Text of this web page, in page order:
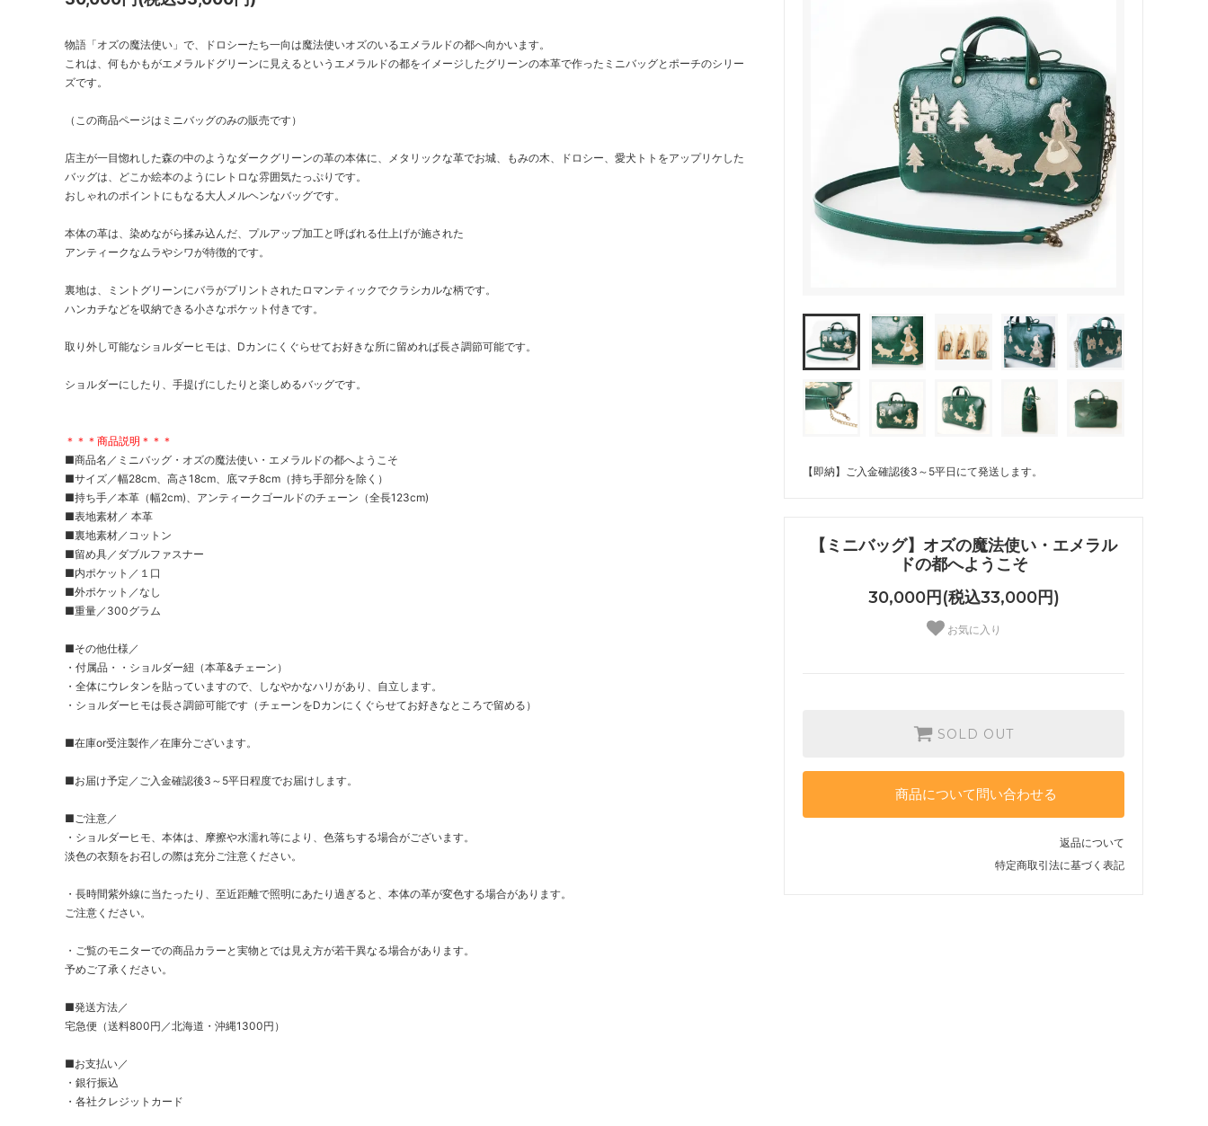
【即納】ご入金確認後3～5平日にて発送します。
【ミニバッグ】オズの魔法使い・エメラル
ドの都へようこそ
30,000円(税込33,000円)
お気に入り
SOLD OUT
商品について問い合わせる
返品について
特定商取引法に基づく表記
物語「オズの魔法使い」で、ドロシーたち一向は魔法使いオズのいるエメラルドの都へ向かいます。
これは、何もかもがエメラルドグリーンに見えるというエメラルドの都をイメージしたグリーンの本革で作ったミニバッグとポーチのシリー
ズです。
（この商品ページはミニバッグのみの販売です）
店主が一目惚れした森の中のようなダークグリーンの革の本体に、メタリックな革でお城、もみの木、ドロシー、愛犬トトをアップリケした
バッグは、どこか絵本のようにレトロな雰囲気たっぷりです。
おしゃれのポイントにもなる大人メルヘンなバッグです。
本体の革は、染めながら揉み込んだ、プルアップ加工と呼ばれる仕上げが施された
アンティークなムラやシワが特徴的です。
裏地は、ミントグリーンにバラがプリントされたロマンティックでクラシカルな柄です。
ハンカチなどを収納できる小さなポケット付きです。
取り外し可能なショルダーヒモは、Dカンにくぐらせてお好きな所に留めれば長さ調節可能です。
ショルダーにしたり、手提げにしたりと楽しめるバッグです。
＊＊＊商品説明＊＊＊
■商品名／ミニバッグ・オズの魔法使い・エメラルドの都へようこそ
■サイズ／幅28cm、高さ18cm、底マチ8cm（持ち手部分を除く）
■持ち手／本革（幅2cm)、アンティークゴールドのチェーン（全長123cm)
■表地素材／ 本革
■裏地素材／コットン
■留め具／ダブルファスナー
■内ポケット／１口
■外ポケット／なし
■重量／300グラム
■その他仕様／
・付属品・・ショルダー紐（本革&チェーン）
・全体にウレタンを貼っていますので、しなやかなハリがあり、自立します。
・ショルダーヒモは長さ調節可能です（チェーンをDカンにくぐらせてお好きなところで留める）
■在庫or受注製作／在庫分ございます。
■お届け予定／ご入金確認後3～5平日程度でお届けします。
■ご注意／
・ショルダーヒモ、本体は、摩擦や水濡れ等により、色落ちする場合がございます。
淡色の衣類をお召しの際は充分ご注意ください。
・長時間紫外線に当たったり、至近距離で照明にあたり過ぎると、本体の革が変色する場合があります。
ご注意ください。
・ご覧のモニターでの商品カラーと実物とでは見え方が若干異なる場合があります。
予めご了承ください。
■発送方法／
宅急便（送料800円／北海道・沖縄1300円）
■お支払い／
・銀行振込
・各社クレジットカード